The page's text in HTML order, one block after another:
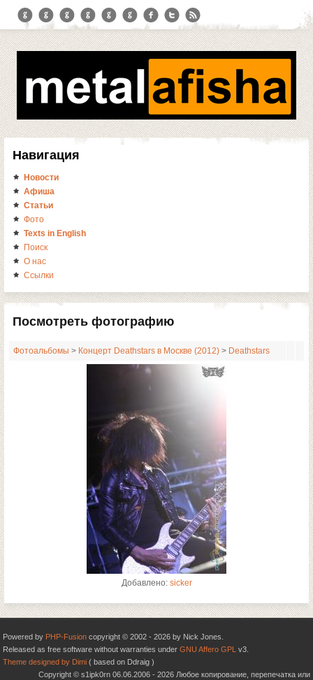
Навигация
Новости
Афиша
Статьи
Фото
Texts in English
Поиск
О нас
Ссылки
Посмотреть фотографию
Фотоальбомы > Концерт Deathstars в Москве (2012) > Deathstars
Добавлено: sicker
Powered by PHP-Fusion copyright © 2002 - 2026 by Nick Jones.
Released as free software without warranties under GNU Affero GPL v3.
Theme designed by Dimi ( based on Ddraig )
Copyright © s1ipk0rn 06.06.2006 - 2026 Любое копирование, перепечатка или